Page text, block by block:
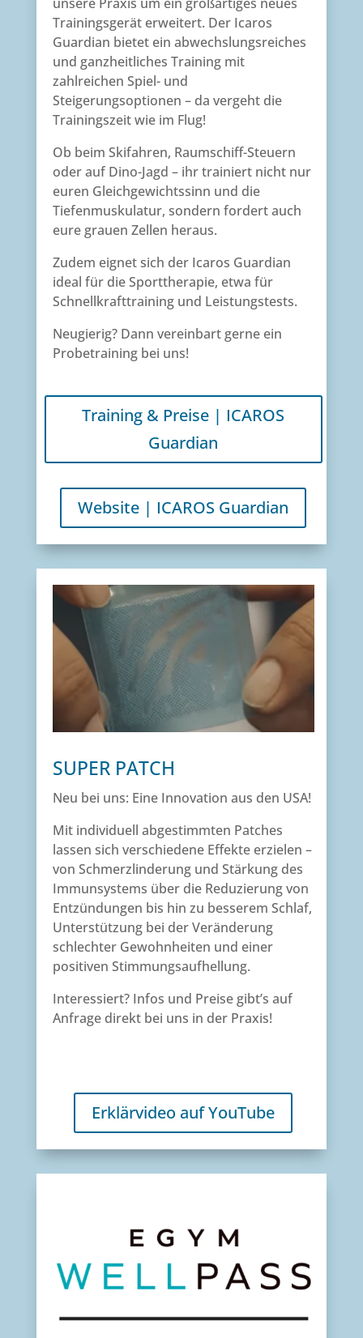
Trainingsgerät erweitert. Der Icaros
Guardian bietet ein abwechslungsreiches
und ganzheitliches Training mit
zahlreichen Spiel- und
Steigerungsoptionen – da vergeht die
Trainingszeit wie im Flug!
Ob beim Skifahren, Raumschiff-Steuern
oder auf Dino-Jagd – ihr trainiert nicht nur
euren Gleichgewichtssinn und die
Tiefenmuskulatur, sondern fordert auch
eure grauen Zellen heraus.
Zudem eignet sich der Icaros Guardian
ideal für die Sporttherapie, etwa für
Schnellkrafttraining und Leistungstests.
Neugierig? Dann vereinbart gerne ein
Probetraining bei uns!
Training & Preise | ICAROS
Guardian
Website | ICAROS Guardian
SUPER PATCH
Neu bei uns: Eine Innovation aus den USA!
Mit individuell abgestimmten Patches
lassen sich verschiedene Effekte erzielen –
von Schmerzlinderung und Stärkung des
Immunsystems über die Reduzierung von
Entzündungen bis hin zu besserem Schlaf,
Unterstützung bei der Veränderung
schlechter Gewohnheiten und einer
positiven Stimmungsaufhellung.
Interessiert? Infos und Preise gibt’s auf
Anfrage direkt bei uns in der Praxis!
Erklärvideo auf YouTube